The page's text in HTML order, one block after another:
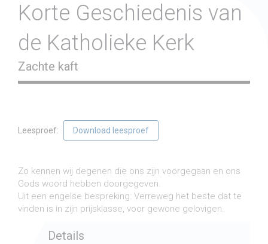
Korte Geschiedenis van
de Katholieke Kerk
Zachte kaft
Leesproef: Download leesproef
Zo kennen wij degenen die ons zijn voorgegaan en ons
Gods woord hebben doorgegeven.
Uit een engelse bespreking: Verreweg het beste dat te
vinden is in zijn prijsklasse, voor gewone gelovigen.
Details